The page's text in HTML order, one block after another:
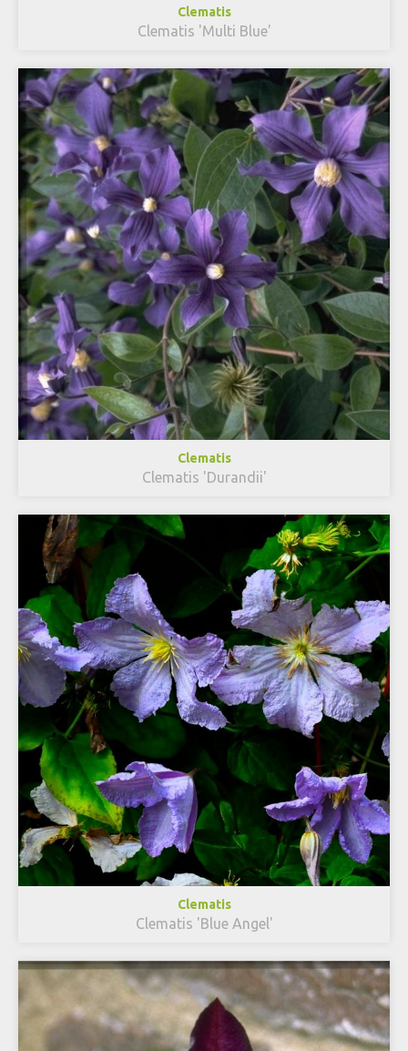
Clematis
Clematis 'Multi Blue'
Clematis
Clematis 'Durandii'
Clematis
Clematis 'Blue Angel'